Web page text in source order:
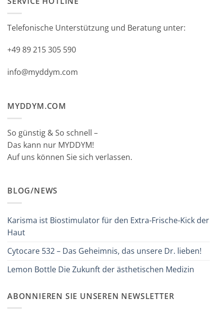
Telefonische Unterstützung und Beratung unter:
+49 89 215 305 590
info@myddym.com
MYDDYM.COM
So günstig & So schnell –
Das kann nur MYDDYM!
Auf uns können Sie sich verlassen.
BLOG/NEWS
Karisma ist Biostimulator für den Extra-Frische-Kick der
Haut
Cytocare 532 – Das Geheimnis, das unsere Dr. lieben!
Lemon Bottle Die Zukunft der ästhetischen Medizin
ABONNIEREN SIE UNSEREN NEWSLETTER